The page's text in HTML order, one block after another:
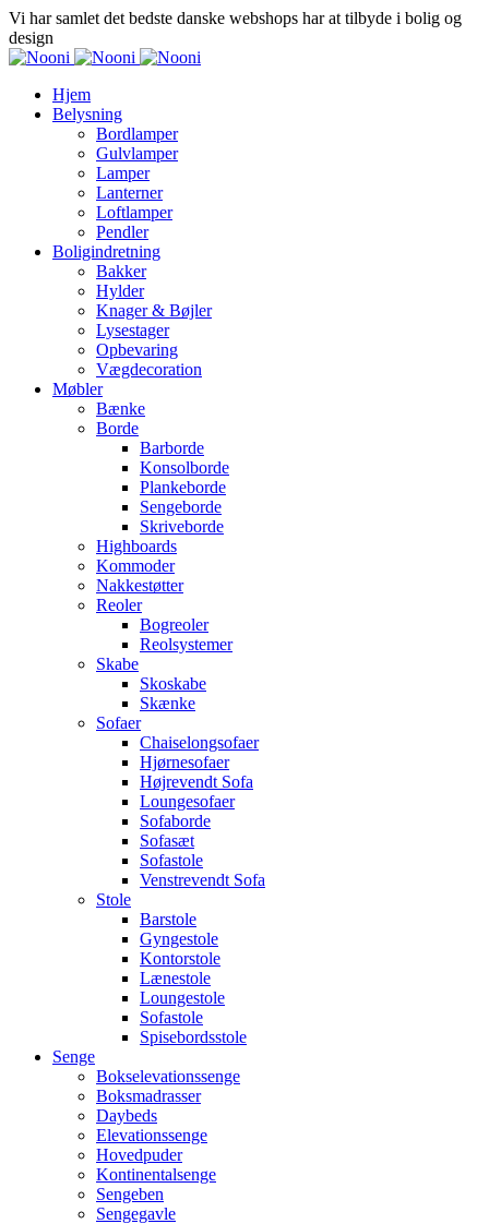
Vi har samlet det bedste danske webshops har at tilbyde i bolig og
design
Hjem
Belysning
Bordlamper
Gulvlamper
Lamper
Lanterner
Loftlamper
Pendler
Boligindretning
Bakker
Hylder
Knager & Bøjler
Lysestager
Opbevaring
Vægdecoration
Møbler
Bænke
Borde
Barborde
Konsolborde
Plankeborde
Sengeborde
Skriveborde
Highboards
Kommoder
Nakkestøtter
Reoler
Bogreoler
Reolsystemer
Skabe
Skoskabe
Skænke
Sofaer
Chaiselongsofaer
Hjørnesofaer
Højrevendt Sofa
Loungesofaer
Sofaborde
Sofasæt
Sofastole
Venstrevendt Sofa
Stole
Barstole
Gyngestole
Kontorstole
Lænestole
Loungestole
Sofastole
Spisebordsstole
Senge
Bokselevationssenge
Boksmadrasser
Daybeds
Elevationssenge
Hovedpuder
Kontinentalsenge
Sengeben
Sengegavle